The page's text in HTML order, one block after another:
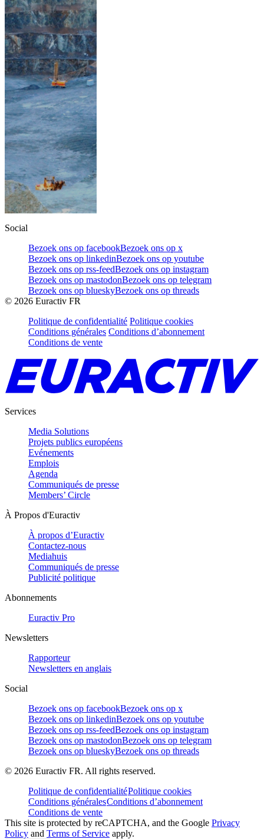
Social
Bezoek ons op facebookBezoek ons op x
Bezoek ons op linkedinBezoek ons op youtube
Bezoek ons op rss-feedBezoek ons op instagram
Bezoek ons op mastodonBezoek ons op telegram
Bezoek ons op blueskyBezoek ons op threads
© 2026 Euractiv FR
Politique de confidentialité Politique cookies
Conditions générales Conditions d’abonnement
Conditions de vente
Services
Media Solutions
Projets publics européens
Evénements
Emplois
Agenda
Communiqués de presse
Members’ Circle
À Propos d'Euractiv
À propos d’Euractiv
Contactez-nous
Mediahuis
Communiqués de presse
Publicité politique
Abonnements
Euractiv Pro
Newsletters
Rapporteur
Newsletters en anglais
Social
Bezoek ons op facebookBezoek ons op x
Bezoek ons op linkedinBezoek ons op youtube
Bezoek ons op rss-feedBezoek ons op instagram
Bezoek ons op mastodonBezoek ons op telegram
Bezoek ons op blueskyBezoek ons op threads
© 2026 Euractiv FR. All rights reserved.
Politique de confidentialitéPolitique cookies
Conditions généralesConditions d’abonnement
Conditions de vente
This site is protected by reCAPTCHA, and the Google Privacy
Policy and Terms of Service apply.